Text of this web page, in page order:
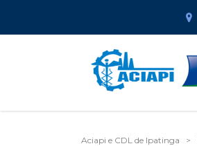
Aciapi e CDL de Ipatinga >